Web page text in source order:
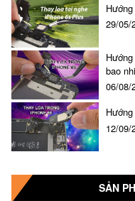
29/05/
bao
06/08/
12/09/
SẢN